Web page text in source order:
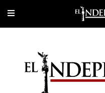
Portada Los Cabos